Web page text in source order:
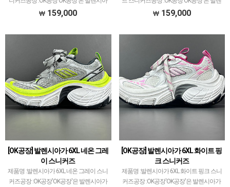
가 스니커즈 전문적으로 취급하고 있습니
159,000
시아가 스니커즈 전문적으로 취급하고 있
159,000
[OK공장] 발렌시아가 6XL 네온 그레
이 스니커즈
제품명 :발렌시아가 6XL 네온 그레이 스니
커즈공장 :OK공장'OK공장'은 발렌시아가
[OK공장] 발렌시아가 6XL 화이트 핑
크 스니커즈
제품명 :발렌시아가 6XL 화이트 핑크 스니
커즈공장 :OK공장'OK공장'은 발렌시아가